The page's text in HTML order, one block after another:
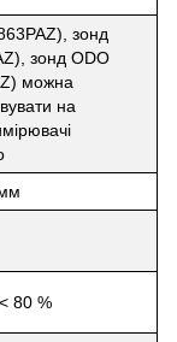
зонд
зонд ODO
можна
на
80 %